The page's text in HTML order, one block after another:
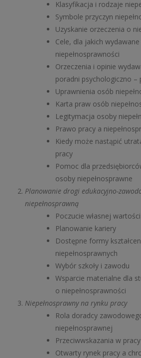
Klasyfikacja i rodzaje
Symbole przyczyn
Uzyskanie orzeczenia o
Cele, dla jakich
niepełnosprawności
Orzeczenia i opinie
poradni psychologiczno –
Uprawnienia osób
Karta praw osób
Legitymacja osoby
Prawo pracy a
Kiedy może nastąpić
pracy
Pomoc dla
osoby niepełnosprawne
Planowanie drogi edukacyjno-
niepełnosprawną
Poczucie własnej wartości
Planowanie kariery
Dostępne formy
niepełnosprawnych
Wybór szkoły i zawodu
Wsparcie materialne dla
o niepełnosprawności
Niepełnosprawny na rynku pracy
Rola doradcy
niepełnosprawnej
Przeciwwskazania w pracy
Otwarty rynek pracy a